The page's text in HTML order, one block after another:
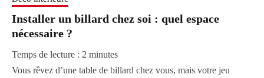
Installer un billard chez soi : quel espace
nécessaire ?
Temps de lecture : 2 minutes
Vous rêvez d’une table de billard chez vous, mais votre jeu